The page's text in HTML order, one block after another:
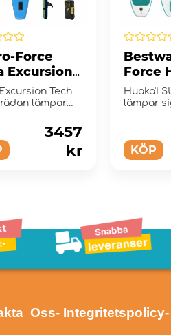
Force
Excursion
Sup-Bräda
Tech
lämpar
3457
kr
Force
Sup-
Huaka'I
lämpar
KÖP
Oss- Integritetspolicy